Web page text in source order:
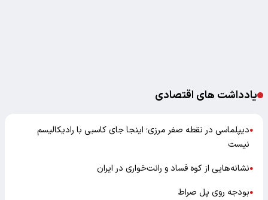
یادداشت های اقتصادی
●دیپلماسی در نقطه صفر مرزی؛ اینجا جای کاسبی با رادیکالیسم
نیست
●نشانه‌هایی از کوه فساد و رانت‌خواری در ایران
●بودجه روی پل صراط